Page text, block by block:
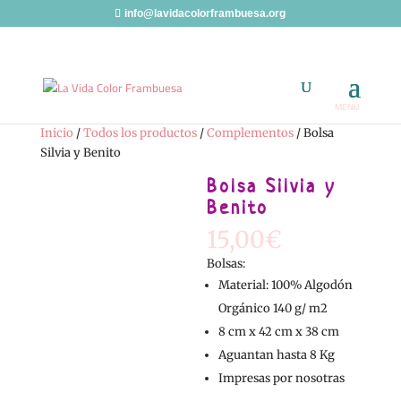
info@lavidacolorframbuesa.org
Inicio /Todos los productos/Complementos/ Bolsa
Silvia y Benito
Bolsa Silvia y
Benito
15,00€
Bolsas:
Material: 100% Algodón
Orgánico 140 g/ m2
8 cm x 42 cm x 38 cm
Aguantan hasta 8 Kg
Impresas por nosotras